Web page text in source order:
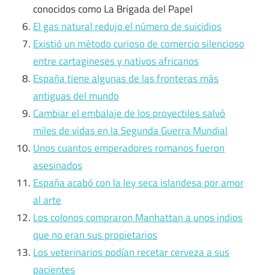
conocidos como La Brigada del Papel
El gas natural redujo el número de suicidios
Existió un método curioso de comercio silencioso
entre cartagineses y nativos africanos
España tiene algunas de las fronteras más
antiguas del mundo
Cambiar el embalaje de los proyectiles salvó
miles de vidas en la Segunda Guerra Mundial
Unos cuantos emperadores romanos fueron
asesinados
España acabó con la ley seca islandesa por amor
al arte
Los colonos compraron Manhattan a unos indios
que no eran sus propietarios
Los veterinarios podían recetar cerveza a sus
pacientes